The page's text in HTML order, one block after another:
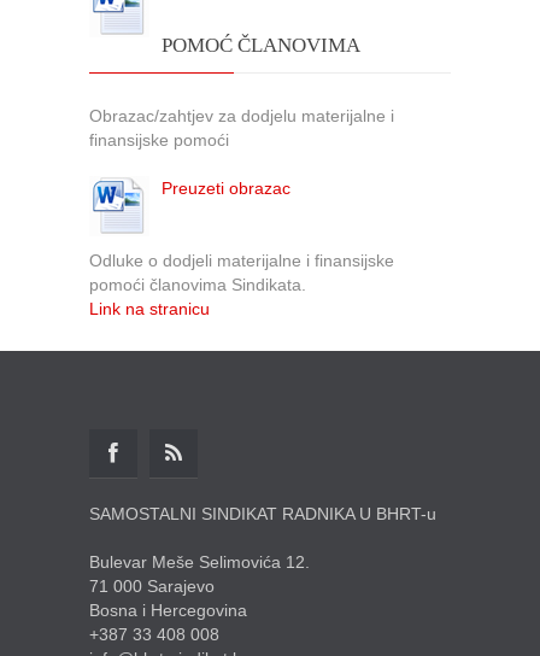
POMOĆ ČLANOVIMA
Obrazac/zahtjev za dodjelu materijalne i
finansijske pomoći
Preuzeti obrazac
Odluke o dodjeli materijalne i finansijske
pomoći članovima Sindikata.
Link na stranicu
SAMOSTALNI SINDIKAT RADNIKA U BHRT-u
Bulevar Meše Selimovića 12.
71 000 Sarajevo
Bosna i Hercegovina
+387 33 408 008